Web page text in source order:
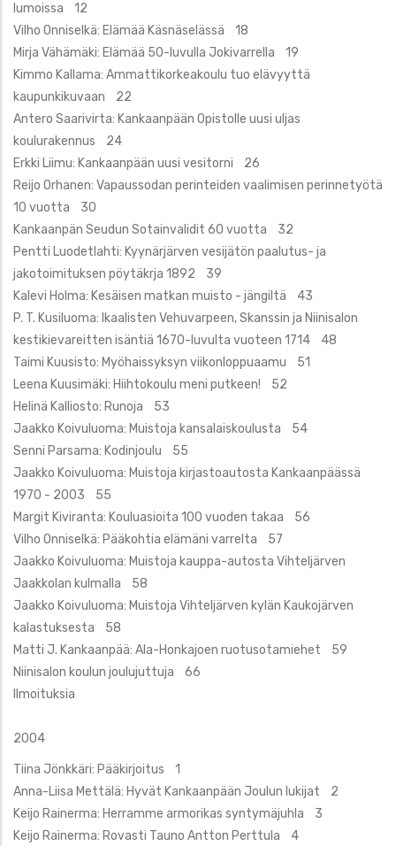
lumoissa 12
Vilho Onniselkä: Elämää Käsnäselässä 18
Mirja Vähämäki: Elämää 50-luvulla Jokivarrella 19
Kimmo Kallama: Ammattikorkeakoulu tuo elävyyttä
kaupunkikuvaan 22
Antero Saarivirta: Kankaanpään Opistolle uusi uljas
koulurakennus 24
Erkki Liimu: Kankaanpään uusi vesitorni 26
Reijo Orhanen: Vapaussodan perinteiden vaalimisen perinnetyötä
10 vuotta 30
Kankaanpän Seudun Sotainvalidit 60 vuotta 32
Pentti Luodetlahti: Kyynärjärven vesijätön paalutus- ja
jakotoimituksen pöytäkrja 1892 39
Kalevi Holma: Kesäisen matkan muisto - jängiltä 43
P. T. Kusiluoma: Ikaalisten Vehuvarpeen, Skanssin ja Niinisalon
kestikievareitten isäntiä 1670-luvulta vuoteen 1714 48
Taimi Kuusisto: Myöhaissyksyn viikonloppuaamu 51
Leena Kuusimäki: Hiihtokoulu meni putkeen! 52
Helinä Kalliosto: Runoja 53
Jaakko Koivuluoma: Muistoja kansalaiskoulusta 54
Senni Parsama: Kodinjoulu 55
Jaakko Koivuluoma: Muistoja kirjastoautosta Kankaanpäässä
1970 - 2003 55
Margit Kiviranta: Kouluasioita 100 vuoden takaa 56
Vilho Onniselkä: Pääkohtia elämäni varrelta 57
Jaakko Koivuluoma: Muistoja kauppa-autosta Vihteljärven
Jaakkolan kulmalla 58
Jaakko Koivuluoma: Muistoja Vihteljärven kylän Kaukojärven
kalastuksesta 58
Matti J. Kankaanpää: Ala-Honkajoen ruotusotamiehet 59
Niinisalon koulun joulujuttuja 66
Ilmoituksia
2004
Tiina Jönkkäri: Pääkirjoitus 1
Anna-Liisa Mettälä: Hyvät Kankaanpään Joulun lukijat 2
Keijo Rainerma: Herramme armorikas syntymäjuhla 3
Keijo Rainerma: Rovasti Tauno Antton Perttula 4